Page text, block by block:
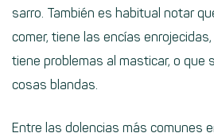
sarro. También es habitual notar
comer, tiene las encías
tiene problemas al masticar, o que
cosas blandas.
Entre las dolencias más comunes